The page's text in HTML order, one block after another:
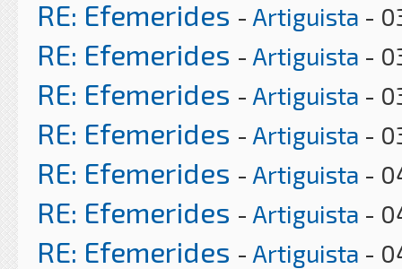
RE: Efemerides - Artiguista -
RE: Efemerides - Artiguista -
RE: Efemerides - Artiguista -
RE: Efemerides - Artiguista -
RE: Efemerides - Artiguista -
RE: Efemerides - Artiguista -
RE: Efemerides - Artiguista -